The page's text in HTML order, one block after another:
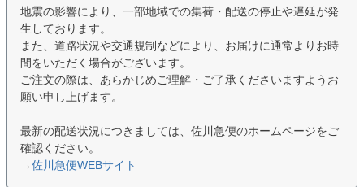
地震の影響により、一部地域での集荷・配送の停止や遅延が発
生しております。
また、道路状況や交通規制などにより、お届けに通常よりお時
間をいただく場合がございます。
ご注文の際は、あらかじめご理解・ご了承くださいますようお
願い申し上げます。
最新の配送状況につきましては、佐川急便のホームページをご
確認ください。
→佐川急便WEBサイト